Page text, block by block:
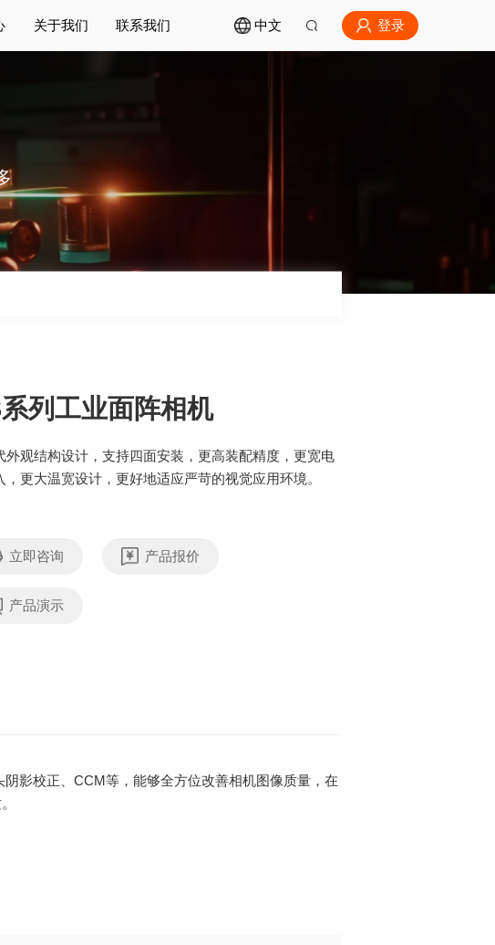
关于我们 联系我们 中文 登录
列工业面阵相机
外观结构设计，支持四面安装，更高装配精度，更宽电
，更大温宽设计，更好地适应严苛的视觉应用环境。
立即咨询 产品报价
产品演示
影校正、CCM等，能够全方位改善相机图像质量，在